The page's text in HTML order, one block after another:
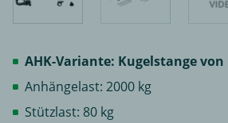
AHK-Variante: Kugelstange
Anhängelast: 2000 kg
Stützlast: 80 kg